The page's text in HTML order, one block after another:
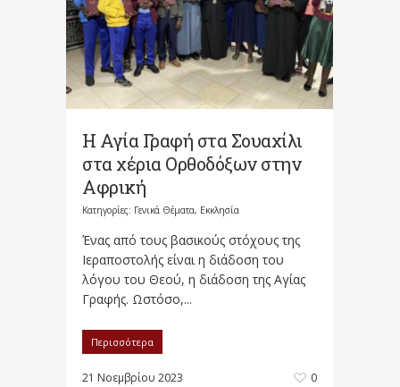
Η Αγία Γραφή στα Σουαχίλι
στα χέρια Ορθοδόξων στην
Αφρική
Κατηγορίες: Γενικά Θέματα, Εκκλησία
Ένας από τους βασικούς στόχους της
Ιεραποστολής είναι η διάδοση του
λόγου του Θεού, η διάδοση της Αγίας
Γραφής. Ωστόσο,...
Περισσότερα
21 Νοεμβρίου 2023 0